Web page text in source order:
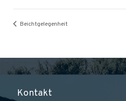
Beichtgelegenheit
Kontakt